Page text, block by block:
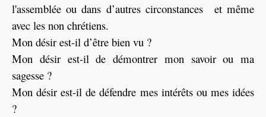
l'assemblée ou dans d’autres circonstances et même
avec les non chrétiens.
Mon désir est-il d’être bien vu ?
Mon désir est-il de démontrer mon savoir ou ma
sagesse ?
Mon désir est-il de défendre mes intérêts ou mes idées
?